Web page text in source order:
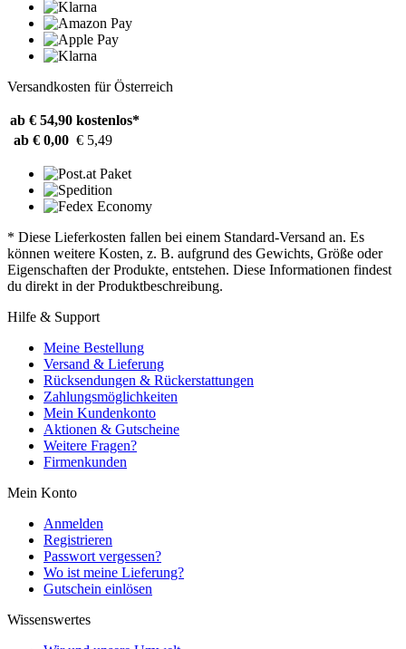
Versandkosten für Österreich
ab € 54,90 kostenlos*
ab € 0,00 € 5,49
* Diese Lieferkosten fallen bei einem Standard-Versand an. Es
können weitere Kosten, z. B. aufgrund des Gewichts, Größe oder
Eigenschaften der Produkte, entstehen. Diese Informationen findest
du direkt in der Produktbeschreibung.
Hilfe & Support
Meine Bestellung
Versand & Lieferung
Rücksendungen & Rückerstattungen
Zahlungsmöglichkeiten
Mein Kundenkonto
Aktionen & Gutscheine
Weitere Fragen?
Firmenkunden
Mein Konto
Anmelden
Registrieren
Passwort vergessen?
Wo ist meine Lieferung?
Gutschein einlösen
Wissenswertes